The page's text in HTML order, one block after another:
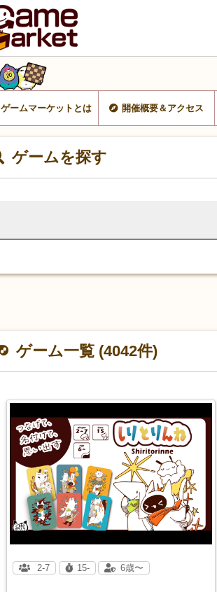
ゲームマーケットとは 開催概要＆アクセス
ゲームを探す
ゲーム一覧 (4042件)
2-7 15- 6歳〜